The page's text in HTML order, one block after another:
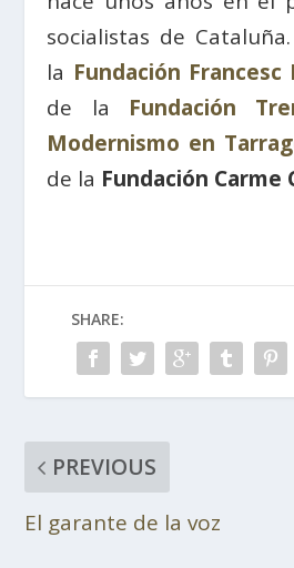
socialistas de
la Fundación Francesc
de la Fundación
Modernismo en
de la Fundación Carme
SHARE:
PREVIOUS
El garante de la voz